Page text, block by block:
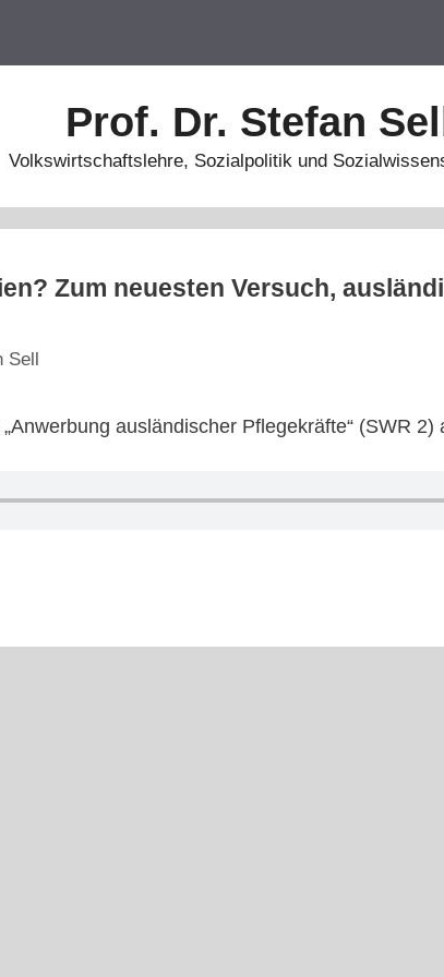
Prof. Dr. Stefan Sell
Volkswirtschaftslehre, Sozialpolitik und
Zum neuesten Versuch,
Sell
ausländischer Pflegekräfte“ (SWR 2)